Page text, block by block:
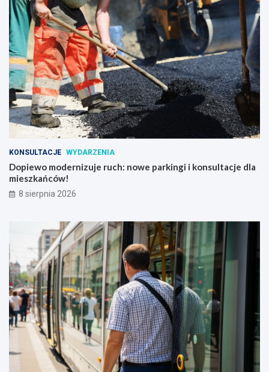
KONSULTACJE WYDARZENIA
Dopiewo modernizuje ruch: nowe parkingi i konsultacje dla
mieszkańców!
8 sierpnia 2026